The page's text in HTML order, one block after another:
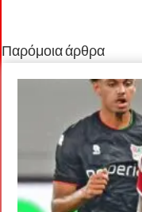
Παρόμοια άρθρα